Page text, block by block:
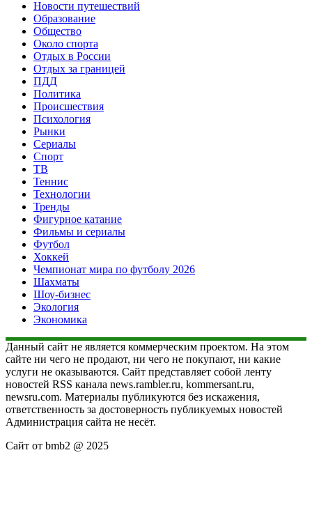
Новости путешествий
Образование
Общество
Около спорта
Отдых в России
Отдых за границей
ПДД
Политика
Происшествия
Психология
Рынки
Сериалы
Спорт
ТВ
Теннис
Технологии
Тренды
Фигурное катание
Фильмы и сериалы
Футбол
Хоккей
Чемпионат мира по футболу 2026
Шахматы
Шоу-бизнес
Экология
Экономика
Данный сайт не является коммерческим проектом. На этом
сайте ни чего не продают, ни чего не покупают, ни какие
услуги не оказываются. Сайт представляет собой ленту
новостей RSS канала news.rambler.ru, kommersant.ru,
newsru.com. Материалы публикуются без искажения,
ответственность за достоверность публикуемых новостей
Администрация сайта не несёт.
Сайт от bmb2 @ 2025